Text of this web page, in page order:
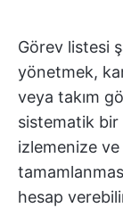
Görev listesi
yönetmek,
veya takım
sistematik bir
izlemenize
hesap